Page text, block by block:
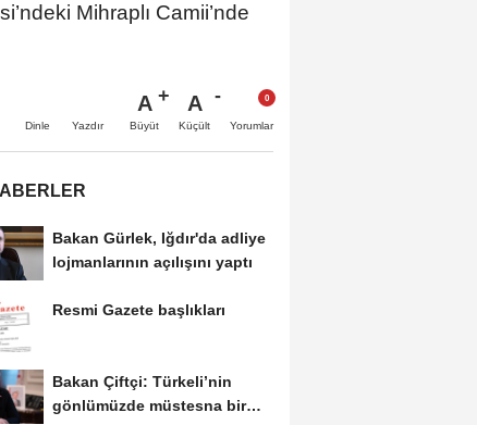
Mihraplı Camii’nde
Dinle Yazdır
A
Büyüt
A
Küçült Yorumlar
Bakan Gürlek, Iğdır'da adliye
lojmanlarının açılışını yaptı
Resmi Gazete başlıkları
Bakan Çiftçi: Türkeli’nin
gönlümüzde müstesna bir